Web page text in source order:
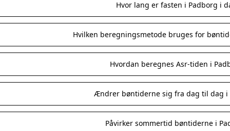
Hvor lang er fasten i Padborg i
Hvilken beregningsmetode bruges for
Hvordan beregnes Asr-tiden i
Ændrer bøntiderne sig fra dag til dag i
Påvirker sommertid bøntiderne i